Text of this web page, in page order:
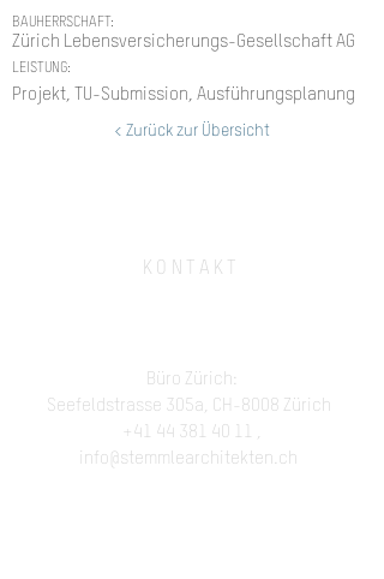
BAUHERRSCHAFT:
Zürich Lebensversicherungs-Gesellschaft AG
LEISTUNG:
Projekt, TU-Submission, Ausführungsplanung
< Zurück zur Übersicht
KONTAKT
Büro Zürich:
Seefeldstrasse 305a, CH-8008 Zürich
+41 44 381 40 11 ,
info@stemmlearchitekten.ch